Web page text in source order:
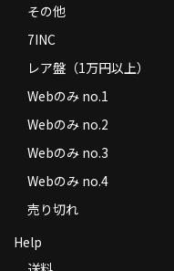
その他
7INC
レア盤（1万円以上）
Webのみ no.1
Webのみ no.2
Webのみ no.3
Webのみ no.4
売り切れ
Help